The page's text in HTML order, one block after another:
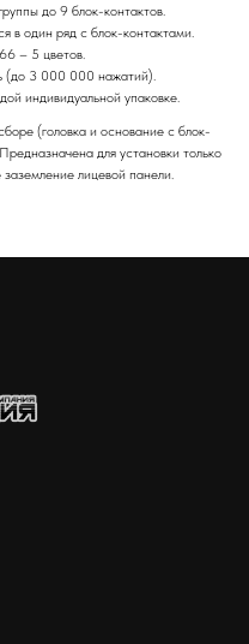
до 9 блок-контактов.
в один ряд с блок-контактами.
– 5 цветов.
(до 3 000 000 нажатий).
индивидуальной упаковке.
(головка и основание с блок-
для установки только
лицевой панели.